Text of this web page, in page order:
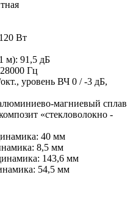
Вт
м): 91,5 дБ
Гц
уровень ВЧ 0 / -3 дБ,
магниевый сплав
«стекловолокно -
40 мм
8,5 мм
143,6 мм
54,5 мм